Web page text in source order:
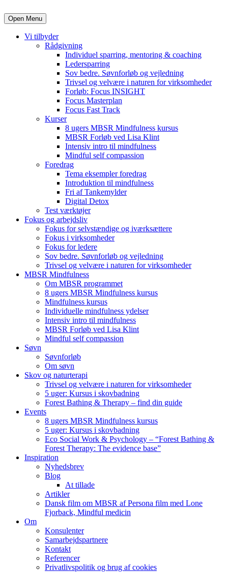
Open Menu
Vi tilbyder
Rådgivning
Individuel sparring, mentoring & coaching
Ledersparring
Sov bedre. Søvnforløb og vejledning
Trivsel og velvære i naturen for virksomheder
Forløb: Focus INSIGHT
Focus Masterplan
Focus Fast Track
Kurser
8 ugers MBSR Mindfulness kursus
MBSR Forløb ved Lisa Klint
Intensiv intro til mindfulness
Mindful self compassion
Foredrag
Tema eksempler foredrag
Introduktion til mindfulness
Fri af Tankemylder
Digital Detox
Test værktøjer
Fokus og arbejdsliv
Fokus for selvstændige og iværksættere
Fokus i virksomheder
Fokus for ledere
Sov bedre. Søvnforløb og vejledning
Trivsel og velvære i naturen for virksomheder
MBSR Mindfulness
Om MBSR programmet
8 ugers MBSR Mindfulness kursus
Mindfulness kursus
Individuelle mindfulness ydelser
Intensiv intro til mindfulness
MBSR Forløb ved Lisa Klint
Mindful self compassion
Søvn
Søvnforløb
Om søvn
Skov og naturterapi
Trivsel og velvære i naturen for virksomheder
5 uger: Kursus i skovbadning
Forest Bathing & Therapy – find din guide
Events
8 ugers MBSR Mindfulness kursus
5 uger: Kursus i skovbadning
Eco Social Work & Psychology – “Forest Bathing &
Forest Therapy: The evidence base”
Inspiration
Nyhedsbrev
Blog
At tillade
Artikler
Dansk film om MBSR af Persona film med Lone
Fjorback, Mindful medicin
Om
Konsulenter
Samarbejdspartnere
Kontakt
Referencer
Privatlivspolitik og brug af cookies